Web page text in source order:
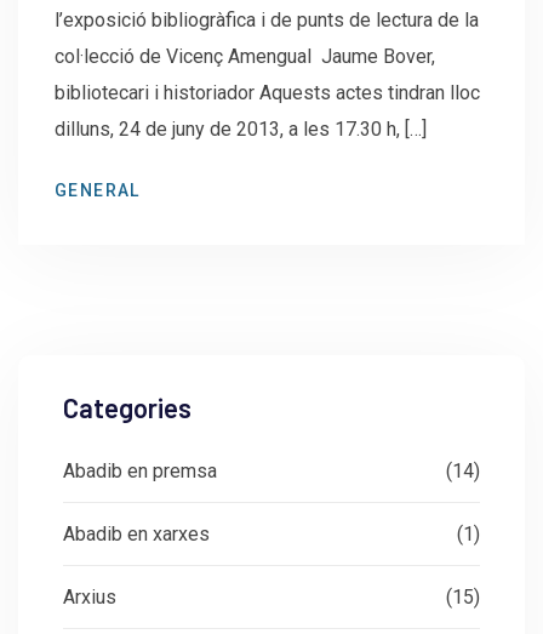
l’exposició bibliogràfica i de punts de lectura de la
col·lecció de Vicenç Amengual Jaume Bover,
bibliotecari i historiador Aquests actes tindran lloc
dilluns, 24 de juny de 2013, a les 17.30 h, […]
GENERAL
Categories
Abadib en premsa (14)
Abadib en xarxes (1)
Arxius (15)